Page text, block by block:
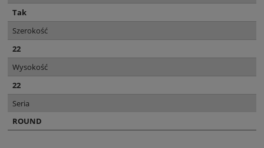
Tak
Szerokość
22
Wysokość
22
Seria
ROUND